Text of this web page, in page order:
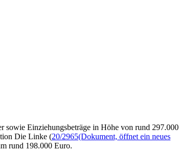
Einziehungsbeträge in Höhe von rund 297.000
Die Linke (20/2965(Dokument, öffnet ein neues
rund 198.000 Euro.